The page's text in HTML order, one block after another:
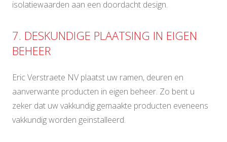
isolatiewaarden aan een doordacht design.
7. DESKUNDIGE PLAATSING IN EIGEN
BEHEER
Eric Verstraete NV plaatst uw ramen, deuren en
aanverwante producten in eigen beheer. Zo bent u
zeker dat uw vakkundig gemaakte producten eveneens
vakkundig worden geïnstalleerd.